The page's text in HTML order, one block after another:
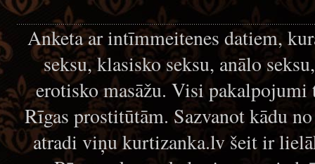
Anketa ar intīmmeitenes datiem,
seksu, klasisko seksu, anālo
erotisko masāžu. Visi
Rīgas prostitūtām. Sazvanot kādu
atradi viņu kurtizanka.lv šeit ir